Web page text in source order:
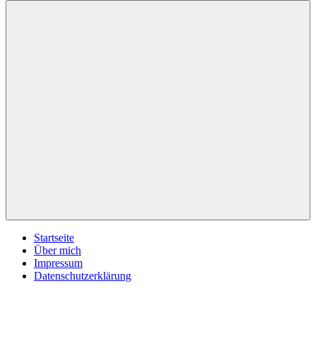
Startseite
Über mich
Impressum
Datenschutzerklärung